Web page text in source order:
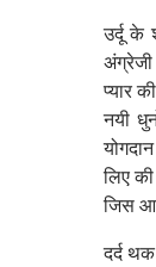
उर्दू के
प्यार
नयी
लिए
जिस
दर्द